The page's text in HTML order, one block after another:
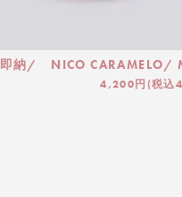
即納/ NICO CARAMELO/
4,200円(税込